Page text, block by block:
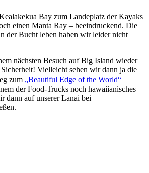
Bay zum Landeplatz der Kayaks
einen Manta Ray – beeindruckend. Die
der Bucht leben haben wir leider nicht
nächsten Besuch auf Big Island wieder
Vielleicht sehen wir dann ja die
zum „Beautiful Edge of the World“
der Food-Trucks noch hawaiianisches
dann auf unserer Lanai bei